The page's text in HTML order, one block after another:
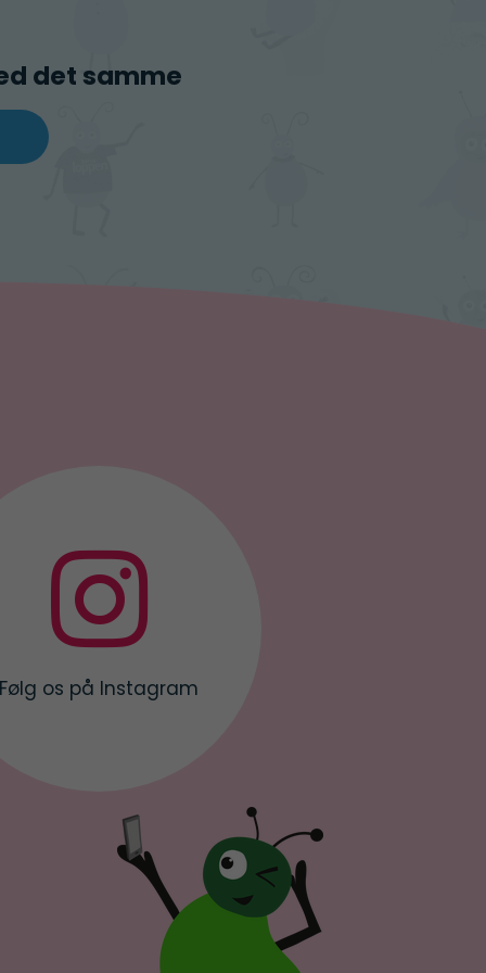
det samme

Følg os på Instagram